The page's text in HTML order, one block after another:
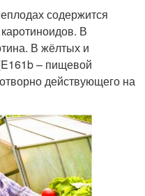
содержится
В
В жёлтых и
– пищевой
действующего на